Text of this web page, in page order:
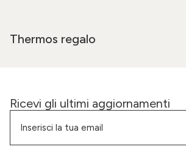
Thermos regalo
Ricevi gli ultimi aggiornamenti